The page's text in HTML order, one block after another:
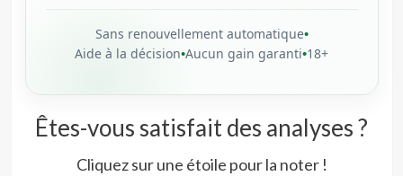
Sans renouvellement automatique•
Aide à la décision•Aucun gain garanti•18+
Êtes-vous satisfait des analyses ?
Cliquez sur une étoile pour la noter !